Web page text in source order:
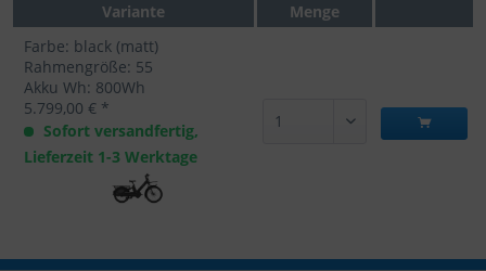
Variante
Menge
Farbe: black (matt)
Rahmengröße: 55
Akku Wh: 800Wh
5.799,00 € *
Sofort versandfertig,
Lieferzeit 1-3 Werktage